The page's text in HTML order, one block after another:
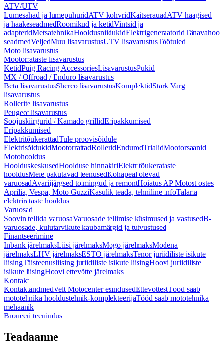
ATV/UTV
Lumesahad ja lumepuhuridATV kohvridKaitserauadATV haagised
ja haakeseadmedRoomikud ja ketidVintsid ja
adapteridMetsatehnikaHooldusniidukidElektrigeneraatorid
seadmedVeljedMuu lisavarustusUTV lisavarustusTöötuled
Moto lisavarustus
Mootorrataste lisavarustus
KetidPuig Racing AccessoriesLisavarustusPukid
MX / Offroad / Enduro lisavarustus
Beta lisavarustusSherco lisavarustusKomplektidStark Varg
lisavarustus
Rollerite lisavarustus
Peugeot lisavarustus
Soojuskiirgurid / Kamado grillidEripakkumised
Eripakkumised
ElektritõukerattadTule proovisõidule
ElektrisõidukidMootorrattadRolleridEndurodTrialidMootorsaanid
Motohooldus
HoolduskeskusedHoolduse hinnakiriElektritõukerataste
hooldusMeie pakutavad teenusedKohapeal olevad
varuosadAvariijärgsed toimingud ja remontHoiatus AP Motost ostes
Aprilia, Vespa, Moto GuzziKasulik teada, tehniline infoTalaria
elektrirataste hooldus
Varuosad
Soovin tellida varuosaVaruosade tellimise küsimused ja vastusedB-
varuosade, kulutarvikute kaubamärgid ja tutvustused
Finantseerimine
Inbank järelmaksLiisi järelmaksMogo järelmaksModena
järelmaksLHV järelmaksESTO järelmaksTenor juriidiliste isikute
liisingTäisteenusliising juriidiliste isikute liisingHoovi juriidiliste
isikute liisingHoovi ettevõtte järelmaks
Kontakt
KontaktandmedVelt Motocenter esindusedEttevõttestTööd saab
mototehnika hooldustehnik-komplekteerijaTööd saab mototehnika
mehaanik
Broneeri teenindus
Teadaanne